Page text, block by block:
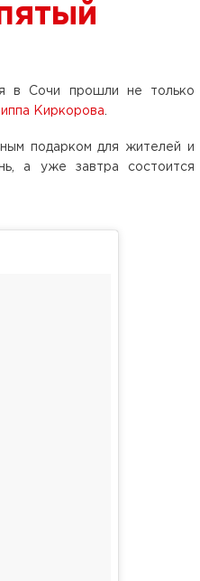
в Сочи прошли не только
Киркорова
подарком для жителей и
а уже завтра состоится